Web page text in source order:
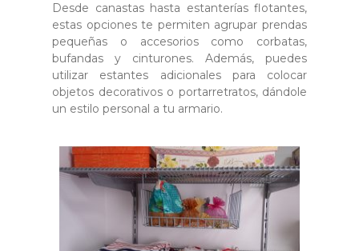
Desde canastas hasta estanterías flotantes,
estas opciones te permiten agrupar prendas
pequeñas o accesorios como corbatas,
bufandas y cinturones. Además, puedes
utilizar estantes adicionales para colocar
objetos decorativos o portarretratos, dándole
un estilo personal a tu armario.